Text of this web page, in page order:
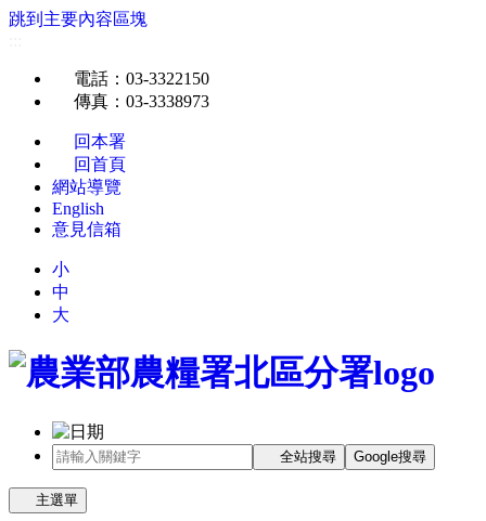
跳到主要內容區塊
電話 ：03-3322150
傳真 ：03-3338973
回本署
回首頁
網站導覽
English
意見信箱
小
中
大
全站搜尋 Google搜尋
主選單